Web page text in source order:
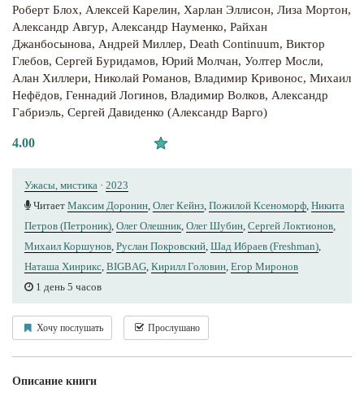
Роберт Блох, Алексей Карелин, Харлан Эллисон, Лиза Мортон,
Александр Авгур, Александр Науменко, Райхан
Джанбосынова, Андрей Миллер, Death Continuum, Виктор
Глебов, Сергей Буридамов, Юрий Молчан, Уолтер Мосли,
Алан Хиллери, Николай Романов, Владимир Кривонос, Михаил
Нефёдов, Геннадий Логинов, Владимир Волков, Александр
Габриэль, Сергей Давиденко (Александр Варго)
4.00
Ужасы, мистика · 2023
Читает Максим Доронин Олег Кейнз Пожилой Ксеноморф Никита
Петров (Петроник) Олег Олешник Олег Шубин Сергей Локтионов
Михаил Коршунов Руслан Покровский Шад Ибраев (Freshman)
Наташа Хинрикс BIGBAG Кирилл Головин Егор Миронов
1 день 5 часов
Хочу послушать Прослушано
Описание книги